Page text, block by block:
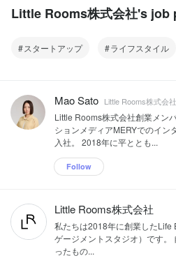
Little Rooms株式会社's job
スタートアップ ライフスタイル
Mao Sato Little Rooms株式会
Little Rooms株式会社創業メン
ションメディアMERYでのイン
入社。 2018年に平ととも...
Follow
Little Rooms株式会社
私たちは2018年に創業した
ゲージメントスタジオ）です。
ったもの...